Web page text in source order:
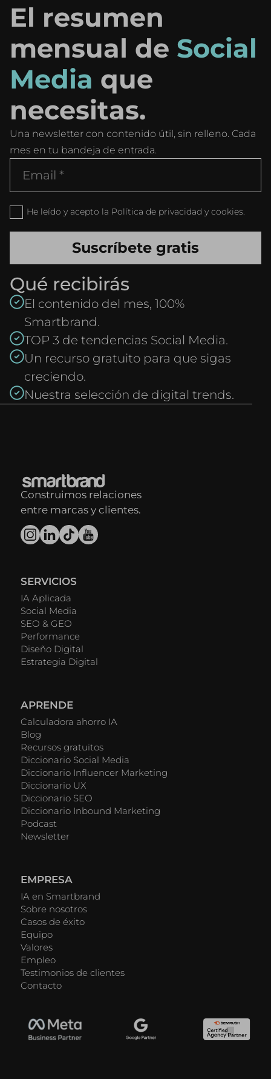
El resumen
mensual de Social
Media que
necesitas.
Una newsletter con contenido útil, sin relleno. Cada
mes en tu bandeja de entrada.
He leído y acepto la Política de privacidad y cookies.
Qué recibirás
El contenido del mes, 100%
Smartbrand.
TOP 3 de tendencias Social Media.
Un recurso gratuito para que sigas
creciendo.
Nuestra selección de digital trends.
Construimos relaciones
entre marcas y clientes.
SERVICIOS
IA Aplicada
Social Media
SEO & GEO
Performance
Diseño Digital
Estrategia Digital
APRENDE
Calculadora ahorro IA
Blog
Recursos gratuitos
Diccionario Social Media
Diccionario Influencer Marketing
Diccionario UX
Diccionario SEO
Diccionario Inbound Marketing
Podcast
Newsletter
EMPRESA
IA en Smartbrand
Sobre nosotros
Casos de éxito
Equipo
Valores
Empleo
Testimonios de clientes
Contacto